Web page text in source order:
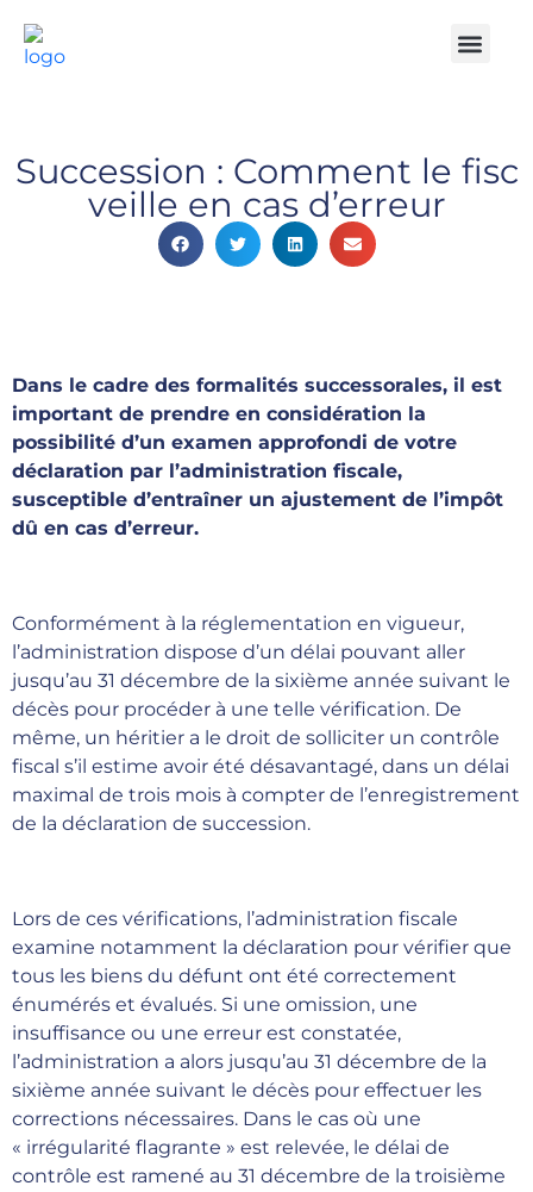
Succession : Comment le fisc
veille en cas d’erreur
Dans le cadre des formalités successorales, il est
important de prendre en considération la
possibilité d’un examen approfondi de votre
déclaration par l’administration fiscale,
susceptible d’entraîner un ajustement de l’impôt
dû en cas d’erreur.
Conformément à la réglementation en vigueur,
l’administration dispose d’un délai pouvant aller
jusqu’au 31 décembre de la sixième année suivant le
décès pour procéder à une telle vérification. De
même, un héritier a le droit de solliciter un contrôle
fiscal s’il estime avoir été désavantagé, dans un délai
maximal de trois mois à compter de l’enregistrement
de la déclaration de succession.
Lors de ces vérifications, l’administration fiscale
examine notamment la déclaration pour vérifier que
tous les biens du défunt ont été correctement
énumérés et évalués. Si une omission, une
insuffisance ou une erreur est constatée,
l’administration a alors jusqu’au 31 décembre de la
sixième année suivant le décès pour effectuer les
corrections nécessaires. Dans le cas où une
« irrégularité flagrante » est relevée, le délai de
contrôle est ramené au 31 décembre de la troisième